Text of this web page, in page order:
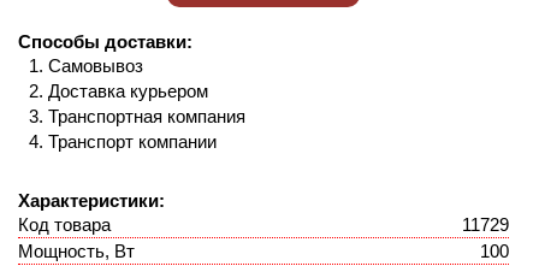
Способы доставки:
Самовывоз
Доставка курьером
Транспортная компания
Транспорт компании
Характеристики:
Код товара
11729
Мощность, Вт
100